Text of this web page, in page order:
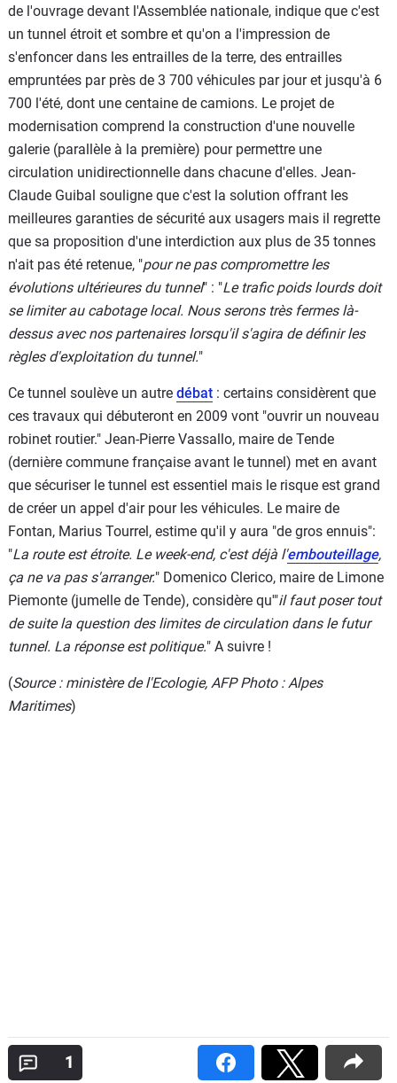
de l'ouvrage devant l'Assemblée nationale, indique que c'est
un tunnel étroit et sombre et qu'on a l'impression de
s'enfoncer dans les entrailles de la terre, des entrailles
empruntées par près de 3 700 véhicules par jour et jusqu'à 6
700 l'été, dont une centaine de camions. Le projet de
modernisation comprend la construction d'une nouvelle
galerie (parallèle à la première) pour permettre une
circulation unidirectionnelle dans chacune d'elles. Jean-
Claude Guibal souligne que c'est la solution offrant les
meilleures garanties de sécurité aux usagers mais il regrette
que sa proposition d'une interdiction aux plus de 35 tonnes
n'ait pas été retenue, "pour ne pas compromettre les
évolutions ultérieures du tunnel" : "Le trafic poids lourds doit
se limiter au cabotage local. Nous serons très fermes là-
dessus avec nos partenaires lorsqu'il s'agira de définir les
règles d'exploitation du tunnel."
Ce tunnel soulève un autre débat : certains considèrent que
ces travaux qui débuteront en 2009 vont "ouvrir un nouveau
robinet routier." Jean-Pierre Vassallo, maire de Tende
(dernière commune française avant le tunnel) met en avant
que sécuriser le tunnel est essentiel mais le risque est grand
de créer un appel d'air pour les véhicules. Le maire de
Fontan, Marius Tourrel, estime qu'il y aura "de gros ennuis":
"La route est étroite. Le week-end, c'est déjà l'embouteillage,
ça ne va pas s'arranger." Domenico Clerico, maire de Limone
Piemonte (jumelle de Tende), considère qu'"il faut poser tout
de suite la question des limites de circulation dans le futur
tunnel. La réponse est politique." A suivre !
(Source : ministère de l'Ecologie, AFP Photo : Alpes
Maritimes)
1